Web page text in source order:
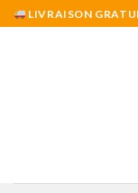
Skip
to
LIVRAISON